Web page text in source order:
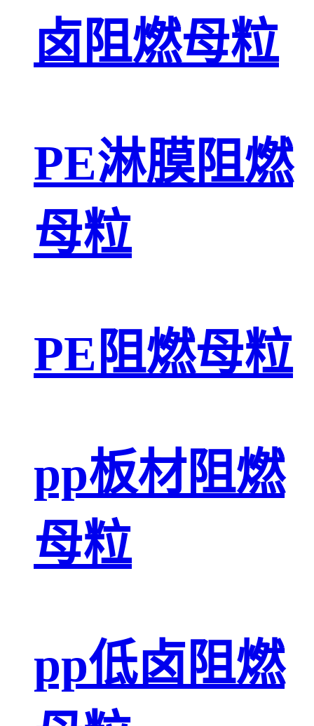
卤阻燃母粒
PE淋膜阻燃
母粒
PE阻燃母粒
pp板材阻燃
母粒
pp低卤阻燃